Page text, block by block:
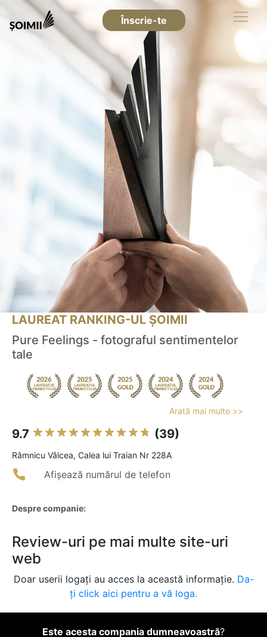
Înscrie-te
LAUREAT RANKING-UL ȘOIMII
Pure Feelings - fotograful sentimentelor
tale
Arată mai multe >>
9.7 (39)
Râmnicu Vâlcea, Calea lui Traian Nr 228A
Afișează numărul de telefon
Despre companie:
Review-uri pe mai multe site-uri
web
Doar userii logați au acces la această informație. Da-
ți click aici pentru a vă loga.
Este acesta compania dumneavoastră?